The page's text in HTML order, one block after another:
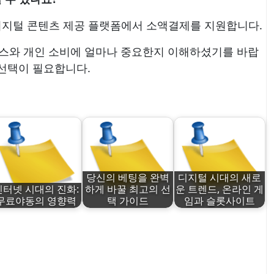
털 콘텐츠 제공 플랫폼에서 소액결제를 지원합니다.
와 개인 소비에 얼마나 중요한지 이해하셨기를 바랍
택이 필요합니다.
터넷 시대의 진화:
료야동의 영향력
당신의 베팅을 완벽
하게 바꿀 최고의 선
택 가이드
디지털 시대의 새로
운 트렌드, 온라인 게
임과 슬롯사이트